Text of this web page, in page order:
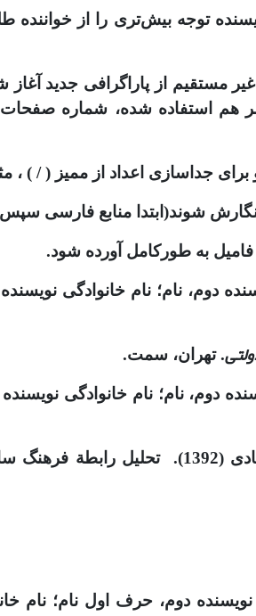
توجه بیش‌تری را از
مستقیم از پاراگرافی جدید
هم استفاده شده، شماره
به طورکامل آورده شود.
دوم، نام؛ نام خانوادگی
. تهران، سمت.
دوم، نام؛ نام خانوادگی
عاطفی .
دوم، حرف اول نام؛ نام